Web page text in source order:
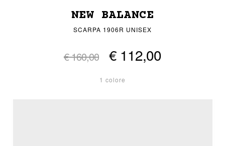
NEW BALANCE
SCARPA 1906R UNISEX
€ 160,00 € 112,00
1 colore